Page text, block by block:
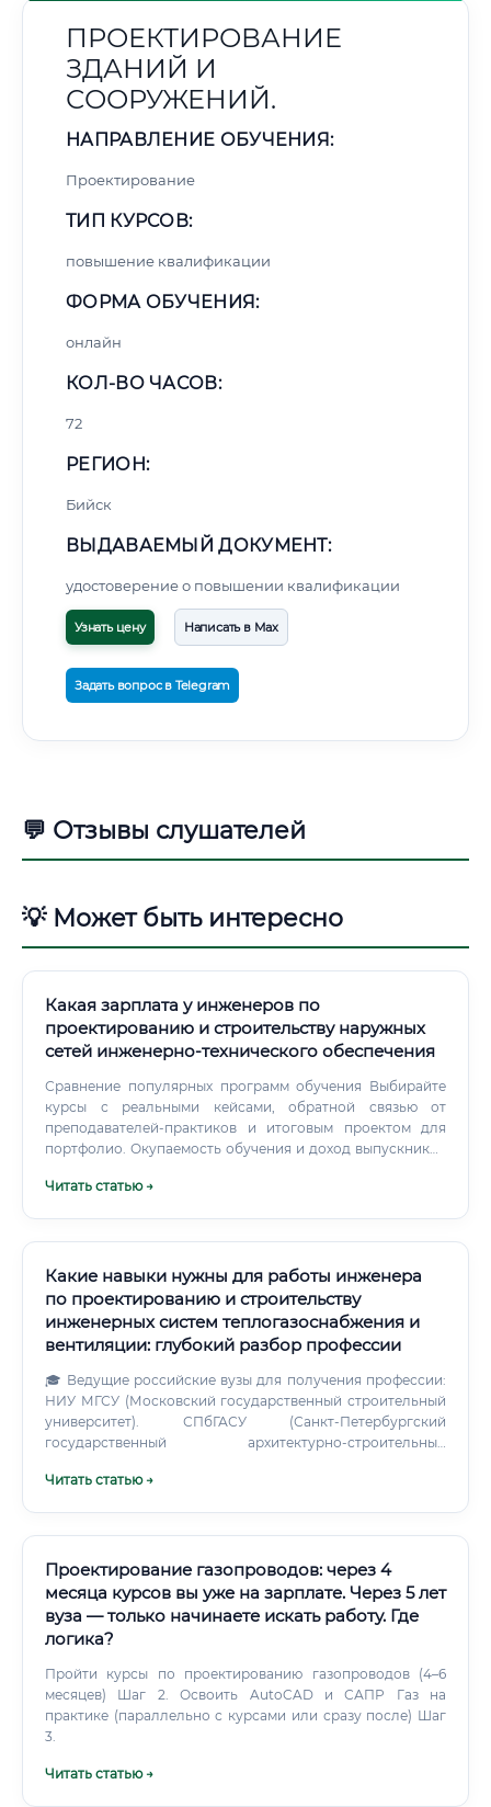
ПРОЕКТИРОВАНИЕ
ЗДАНИЙ И
СООРУЖЕНИЙ.
НАПРАВЛЕНИЕ ОБУЧЕНИЯ:
Проектирование
ТИП КУРСОВ:
повышение квалификации
ФОРМА ОБУЧЕНИЯ:
онлайн
КОЛ-ВО ЧАСОВ:
72
РЕГИОН:
Бийск
ВЫДАВАЕМЫЙ ДОКУМЕНТ:
удостоверение о повышении квалификации
Узнать цену Написать в Max
Задать вопрос в Telegram
💬 Отзывы слушателей
💡 Может быть интересно
Какая зарплата у инженеров по
проектированию и строительству наружных
сетей инженерно‑технического обеспечения
Сравнение популярных программ обучения Выбирайте
курсы с реальными кейсами, обратной связью от
преподавателей‑практиков и итоговым проектом для
портфолио. Окупаемость обучения и доход выпускников
50 000–90 000 руб/мес в регионах и до 80 000–120 000
после освоения ключевых инструментов.
Читать статью →
Какие навыки нужны для работы инженера
по проектированию и строительству
инженерных систем теплогазоснабжения и
вентиляции: глубокий разбор профессии
🎓 Ведущие российские вузы для получения профессии:
НИУ МГСУ (Московский государственный строительный
университет). СПбГАСУ (Санкт-Петербургский
государственный архитектурно-строительный
Читать статью →
Проектирование газопроводов: через 4
месяца курсов вы уже на зарплате. Через 5 лет
вуза — только начинаете искать работу. Где
логика?
Пройти курсы по проектированию газопроводов (4–6
месяцев) Шаг 2. Освоить AutoCAD и САПР Газ на
практике (параллельно с курсами или сразу после) Шаг
3.
Читать статью →